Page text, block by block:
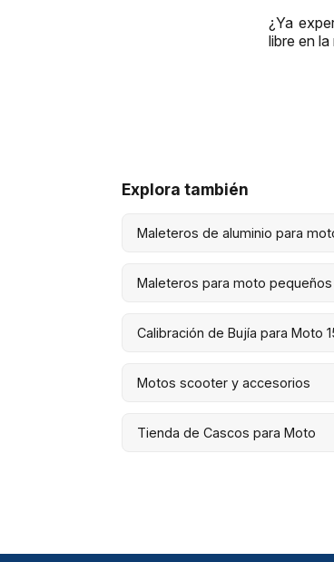
¿Ya
libre en
Explora también
Maleteros de aluminio para
Maleteros para moto pequeños
Calibración de Bujía para Moto
Motos scooter y accesorios
Tienda de Cascos para Moto